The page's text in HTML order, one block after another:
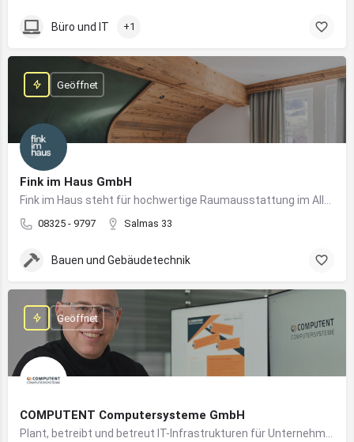
Büro und IT +1
Fink im Haus GmbH
08325 - 9797 Salmas 33
Geöffnet
Bauen und Gebäudetechnik
COMPUTENT Computersysteme GmbH
Geöffnet